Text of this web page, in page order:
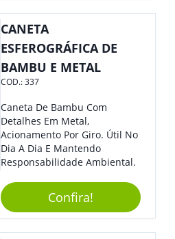
CANETA
ESFEROGRÁFICA DE
BAMBU E METAL
COD.:337
Caneta De Bambu Com
Detalhes Em Metal,
Acionamento Por Giro. Útil No
Dia A Dia E Mantendo
Responsabilidade Ambiental.
Confira!